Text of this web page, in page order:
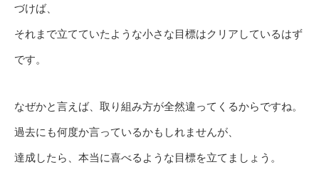
づけば、
それまで立てていたような小さな目標はクリアしているはず
です。
なぜかと言えば、取り組み方が全然違ってくるからですね。
過去にも何度か言っているかもしれませんが、
達成したら、本当に喜べるような目標を立てましょう。